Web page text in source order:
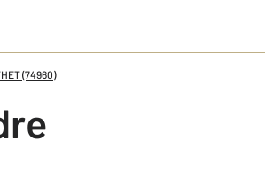
(74960)